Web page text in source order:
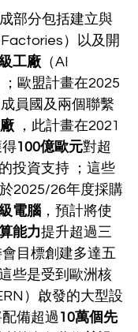
部分包括建立與
Factories）以及開
工廠 （AI
歐盟計畫在2025
員國及兩個聯繫
，此計畫在2021
100億歐元對超
投資支持 ；這些
2025/26年度採購
電腦 ，預計將使
能力提升超過三
目標創建多達五
這些是受到歐洲核
）啟發的大型設
備超過 10萬個先